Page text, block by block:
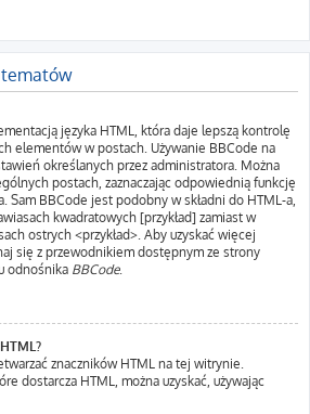
języka HTML, która daje lepszą kontrolę
elementów w postach. Używanie BBCode na
określanych przez administratora. Można
postach, zaznaczając odpowiednią funkcję
Sam BBCode jest podobny w składni do HTML-a,
kwadratowych [przykład] zamiast w
ostrych <przykład>. Aby uzyskać więcej
się z przewodnikiem dostępnym ze strony
odnośnika BBCode.
znaczników HTML na tej witrynie.
dostarcza HTML, można uzyskać, używając